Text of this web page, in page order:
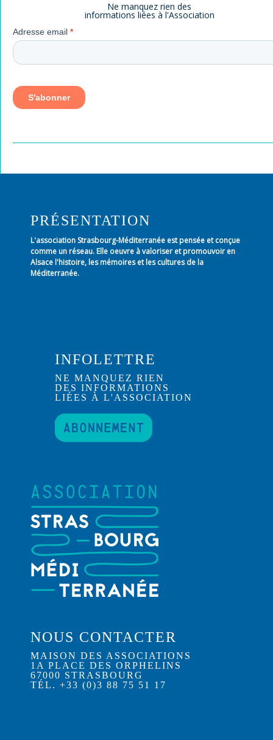
Ne manquez rien des
informations liées à l'Association
PRÉSENTATION
L'association Strasbourg-Méditerranée est pensée et conçue
comme un réseau. Elle oeuvre à valoriser et promouvoir en
Alsace l'histoire, les mémoires et les cultures de la
Méditerranée.
INFOLETTRE
NE MANQUEZ RIEN
DES INFORMATIONS
LIÉES À L'ASSOCIATION
NOUS CONTACTER
MAISON DES ASSOCIATIONS
1A PLACE DES ORPHELINS
67000 STRASBOURG
TÉL. +33 (0)3 88 75 51 17